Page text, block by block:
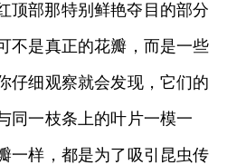
顶部那特别鲜艳夺目的部分
不是真正的花瓣，而是一些
仔细观察就会发现，它们的
同一枝条上的叶片一模一
一样，都是为了吸引昆虫传